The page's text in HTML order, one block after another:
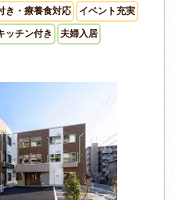
き・療養食対応 イベント充実
ッチン付き 夫婦入居